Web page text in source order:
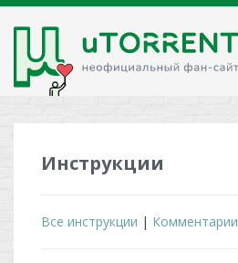
Инструкции
Все инструкции | Комментарии